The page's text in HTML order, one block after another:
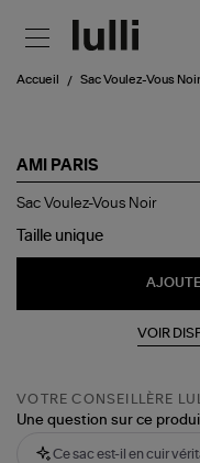
Accueil Sac Voulez-Vous Noir
AMI PARIS
Sac
Vous
Sac Voulez-Vous Noir
Taille unique
VOIR
VOTRE CONSEILLÈRE
Une question sur ce
Ce sac est-il en cuir